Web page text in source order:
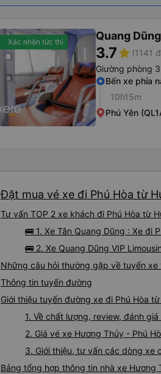
Xác nhận tức thì Quang
3.7star (1141
Giường phòng
Bến xe phía
10h15m
Phú Yên
Đặt mua vé xe đi Phú Hòa từ
Tư vấn TOP 2 xe khách đi Phú Hòa từ
🚌 1. Xe Tân Quang Dũng : Xe đi
🚌 2. Xe Quang Dũng VIP
Những câu hỏi thường gặp về tuyến xe
Thông tin tuyến đường
Giới thiệu tuyến đường xe đi Phú Hòa
1. Về chất lượng, review, đánh
2. Giá vé xe Hương Thủy - Phú
3. Giới thiệu, tư vấn các dòng xe
Bảng tổng hợp thông tin nhà xe Hương